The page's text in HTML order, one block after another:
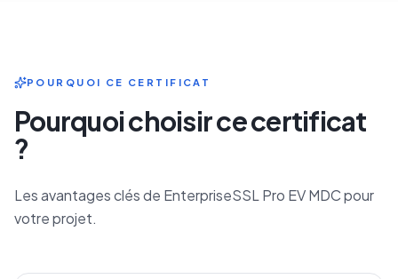
POURQUOI CE CERTIFICAT
Pourquoi choisir ce certificat
?
Les avantages clés de EnterpriseSSL Pro EV MDC pour
votre projet.